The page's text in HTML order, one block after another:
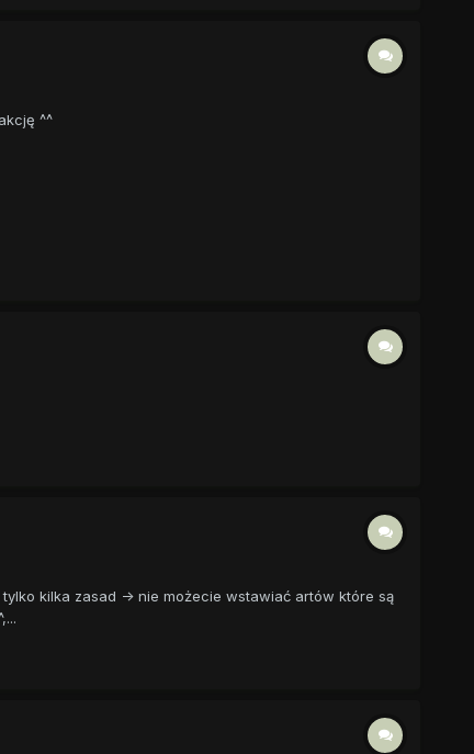
^^
kilka zasad -> nie możecie wstawiać artów które są